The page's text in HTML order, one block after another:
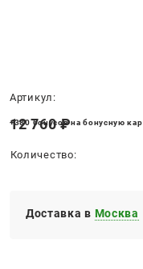
Артикул:
12 760 ₽
+380 бонусов на бонусную
Количество:
Доставка в Москва